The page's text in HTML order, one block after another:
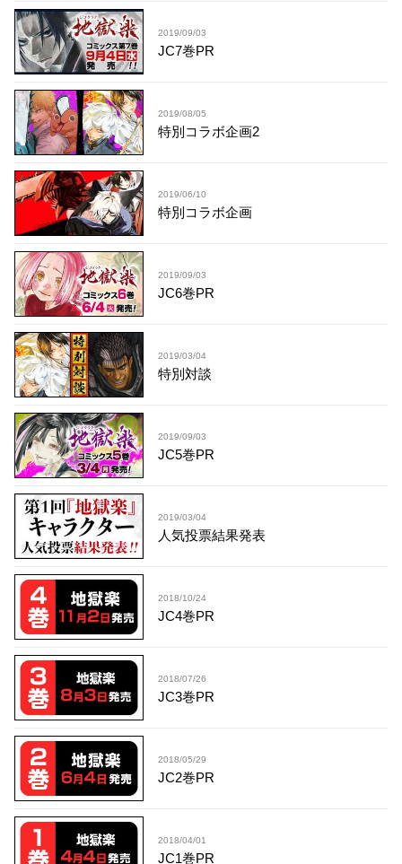
2019/09/03
JC7巻PR
2019/08/05
特別コラボ企画2
2019/06/10
特別コラボ企画
2019/09/03
JC6巻PR
2019/03/04
特別対談
2019/09/03
JC5巻PR
2019/03/04
人気投票結果発表
2018/10/24
JC4巻PR
2018/07/26
JC3巻PR
2018/05/29
JC2巻PR
2018/04/01
JC1巻PR